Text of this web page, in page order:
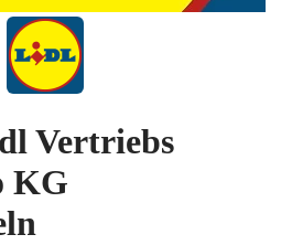
Vertriebs
KG